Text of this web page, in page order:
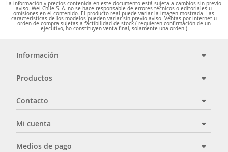
La información y precios contenida en este documento está sujeta a cambios sin previo
aviso. Wei Chile S. A. no se hace responsable de errores técnicos o editoriales u
omisiones en el contenido. El producto real puede variar la imagen mostrada. Las
características de los modelos pueden variar sin previo aviso. Ventas por internet u
orden de compra sujetas a factibilidad de stock ( requieren confirmación de un
ejecutivo, no constituyen venta final, solamente una orden )
Información
Productos
Contacto
Mi cuenta
Medios de pago